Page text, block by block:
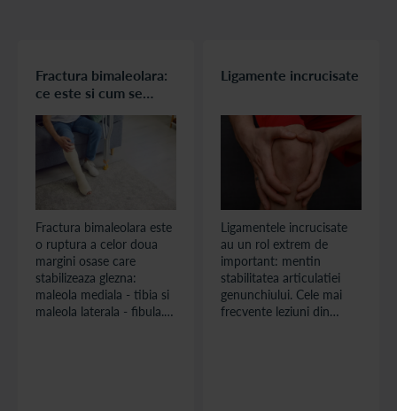
Fractura bimaleolara:
ce este si cum se
Fractura bimaleolara este
o ruptura a celor doua
margini osase care
stabilizeaza glezna:
maleola mediala - tibia si
maleola laterala - fibula.
Ligamente incrucisate
Ligamentele incrucisate
au un rol extrem de
important: mentin
stabilitatea articulatiei
genunchiului. Cele mai
frecvente leziuni din